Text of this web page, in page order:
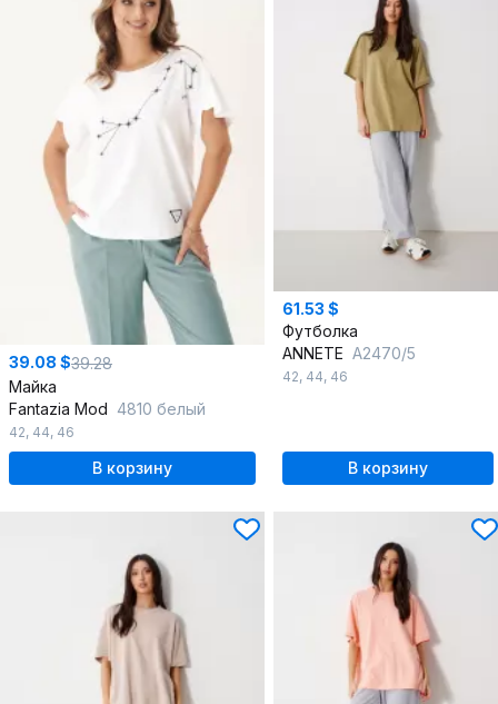
39.08 $39.28
Майка
Fantazia Mod 4810 белый
42, 44, 46
В корзину
61.53 $
Футболка
ANNETE A2470/5
42, 44, 46
В корзину